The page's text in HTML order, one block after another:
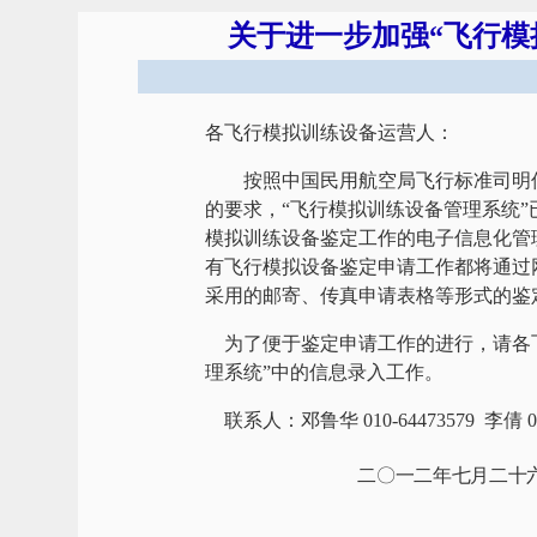
关于进一步加强“飞行
各飞行模拟训练设备运营人：
按照中国民用航空局飞行标准司
的要求，“飞行模拟训练设备管理系统
模拟训练设备鉴定工作的电子信息化
有飞行模拟设备鉴定申请工作都将通
采用的邮寄、传真申请表格等形式的鉴
为了便于鉴定申请工作的进行，请
理系统”中的信息录入工作。
联系人：邓鲁华 010-64473579 李倩
二〇一二年七月二十